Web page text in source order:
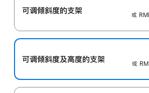
可调倾斜度的支架
或
可调倾斜度及高‍度的支‍架
或